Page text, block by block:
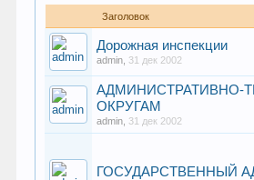
Заголовок
Дорожная инспекции
admin 31 дек 2002
АДМИНИСТРАТИВНО-
ОКРУГАМ
admin 31 дек 2002
ГОСУДАРСТВЕННЫЙ